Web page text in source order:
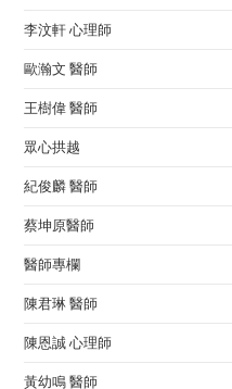
李汶軒 心理師
歐瀚文 醫師
王樹偉 醫師
眾心拱越
紀俊麟 醫師
蔡坤原醫師
醫師專欄
陳君琳 醫師
陳恩誠 心理師
黃幼鳴 醫師